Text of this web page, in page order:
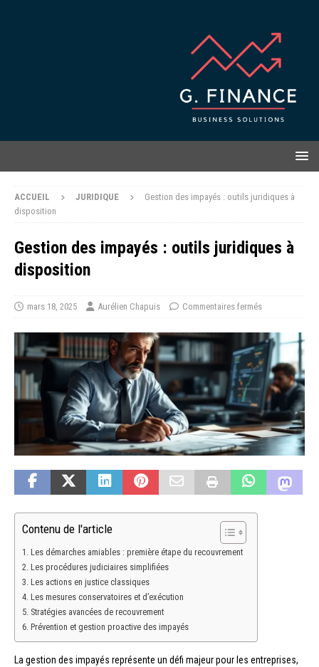
ACCUEIL JURIDIQUE
Gestion des impayés : outils juridiques à
disposition
Gestion des impayés : outils juridiques à
disposition
mars 18, 2025 Aurélien Chapuis Commentaires fermés
Contenu de l'article
Les démarches amiables : première étape du recouvrement
Les procédures judiciaires simplifiées
Les actions en justice classiques
Les mesures conservatoires et d’exécution
Stratégies avancées de recouvrement
Prévention et gestion proactive des impayés
La gestion des impayés représente un défi majeur pour les entreprises,